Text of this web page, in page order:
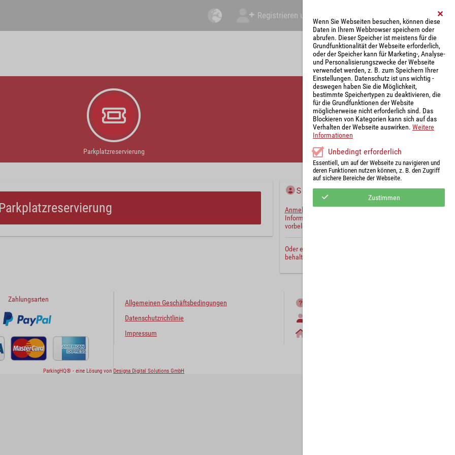
Registrieren und Angebot abgeben Mein Account
Parkplatzreservierung
Sie haben bereits ein Konto?
Anmelden
Informationen mit Ihren Standardwerten
vorbelegen.
Oder erstellen Sie ein
behalten Sie Ihre Einstellungen für später.
Zahlungsarten
Allgemeinen Geschäftsbedingungen
Datenschutzrichtlinie
Impressum
ParkingHQ® - eine Lösung von Designa Digital Solutions GmbH
Wenn Sie Webseiten besuchen, können diese
Daten in Ihrem Webbrowser speichern oder
abrufen. Dieser Speicher ist meistens für die
Grundfunktionalität der Webseite erforderlich,
oder der Speicher kann für Marketing-, Analyse-
und Personalisierungszwecke der Webseite
verwendet werden, z. B. zum Speichern Ihrer
Einstellungen. Datenschutz ist uns wichtig -
deswegen haben Sie die Möglichkeit,
bestimmte Speichertypen zu deaktivieren, die
für die Grundfunktionen der Website
möglicherweise nicht erforderlich sind. Das
Blockieren von Kategorien kann sich auf das
Verhalten der Webseite auswirken. Weitere
Informationen
Unbedingt erforderlich
Essentiell, um auf der Webseite zu navigieren und
deren Funktionen nutzen können, z. B. den Zugriff
auf sichere Bereiche der Webseite.
Zustimmen